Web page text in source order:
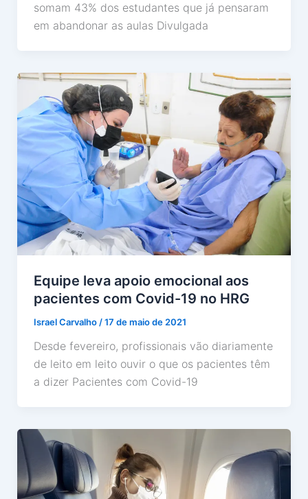
somam 43% dos estudantes que já pensaram
em abandonar as aulas Divulgada
Equipe leva apoio emocional aos
pacientes com Covid-19 no HRG
Israel Carvalho/17 de maio de 2021
Desde fevereiro, profissionais vão diariamente
de leito em leito ouvir o que os pacientes têm
a dizer Pacientes com Covid-19